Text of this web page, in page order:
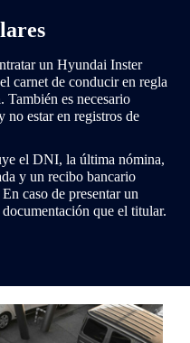
un Hyundai Inster
carnet de conducir en regla
. También es necesario
no estar en registros de
el DNI, la última nómina,
y un recibo bancario
caso de presentar un
que el titular.